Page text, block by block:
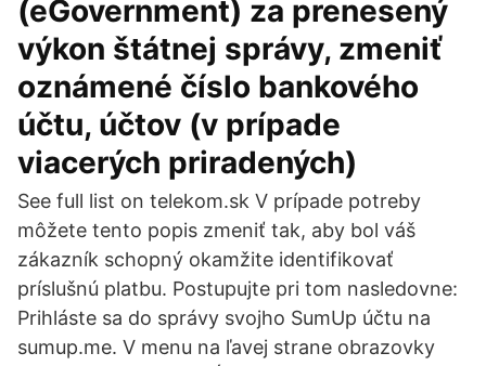
(eGovernment) za prenesený
výkon štátnej správy, zmeniť
oznámené číslo bankového
účtu, účtov (v prípade
viacerých priradených)
See full list on telekom.sk V prípade potreby
môžete tento popis zmeniť tak, aby bol váš
zákazník schopný okamžite identifikovať
príslušnú platbu. Postupujte pri tom nasledovne:
Prihláste sa do správy svojho SumUp účtu na
sumup.me. V menu na ľavej strane obrazovky